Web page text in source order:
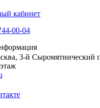
кабинет
00-04
3-й Сыромятнический